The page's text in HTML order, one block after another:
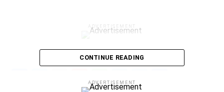
ADVERTISEMENT
Facebook
Twitter
Email
Pinterest
WhatsApp
LinkedIn
CONTINUE READING
ADVERTISEMENT